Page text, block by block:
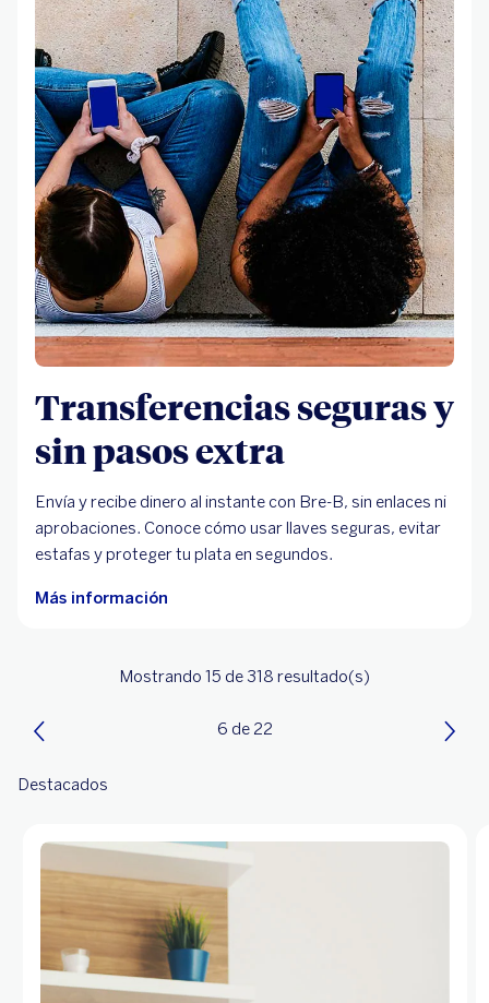
Transferencias seguras y
sin pasos extra
Envía y recibe dinero al instante con Bre-B, sin enlaces ni
aprobaciones. Conoce cómo usar llaves seguras, evitar
estafas y proteger tu plata en segundos.
Más información
6 de 22
Mostrando 15 de 318 resultado(s)
Destacados